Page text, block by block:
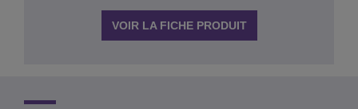
VOIR LA FICHE PRODUIT